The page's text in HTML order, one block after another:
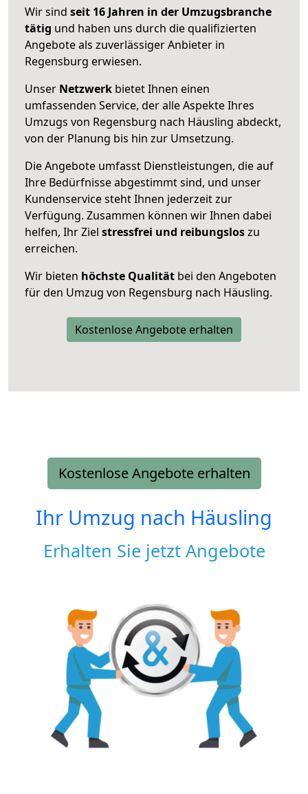
Wir sind seit 16 Jahren in der Umzugsbranche
tätig und haben uns durch die qualifizierten
Angebote als zuverlässiger Anbieter in
Regensburg erwiesen.
Unser Netzwerk bietet Ihnen einen
umfassenden Service, der alle Aspekte Ihres
Umzugs von Regensburg nach Häusling abdeckt,
von der Planung bis hin zur Umsetzung.
Die Angebote umfasst Dienstleistungen, die auf
Ihre Bedürfnisse abgestimmt sind, und unser
Kundenservice steht Ihnen jederzeit zur
Verfügung. Zusammen können wir Ihnen dabei
helfen, Ihr Ziel stressfrei und reibungsloszu
erreichen.
Wir bieten höchste Qualität bei den Angeboten
für den Umzug von Regensburg nach Häusling.
Kostenlose Angebote erhalten
Kostenlose Angebote erhalten
Ihr Umzug nach Häusling
Erhalten Sie jetzt Angebote